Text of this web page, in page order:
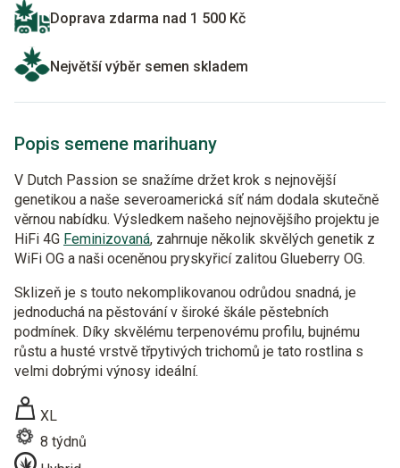
Doprava zdarma nad 1 500 Kč
Největší výběr semen skladem
Popis semene marihuany
V Dutch Passion se snažíme držet krok s nejnovější
genetikou a naše severoamerická síť nám dodala skutečně
věrnou nabídku. Výsledkem našeho nejnovějšího projektu je
HiFi 4G Feminizovaná, zahrnuje několik skvělých genetik z
WiFi OG a naši oceněnou pryskyřicí zalitou Glueberry OG.
Sklizeň je s touto nekomplikovanou odrůdou snadná, je
jednoduchá na pěstování v široké škále pěstebních
podmínek. Díky skvělému terpenovému profilu, bujnému
růstu a husté vrstvě třpytivých trichomů je tato rostlina s
velmi dobrými výnosy ideální.
XL
8 týdnů